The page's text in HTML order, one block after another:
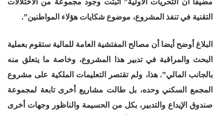
التقنية في تنفذ المشروع، موضوع شكايات هؤلاء المواطنين”.
البلاغ أوضح أيضا أن مصالح المفتشية العامة للمالية ستقوم بعملية
البحث والمراقبة في تدبير هذا المشروع، وخاصة ما يتعلق منه
بالجانب المالي”. هذا، ولم تقتصر التعليمات الملكية على مشروع
المجمع السكني وحده، بل طالت مشاريع أخرى تابعة لمجموعة
صندوق الإيداع والتدبير، بكل من الحسيمة والناظور وجهات أخرى